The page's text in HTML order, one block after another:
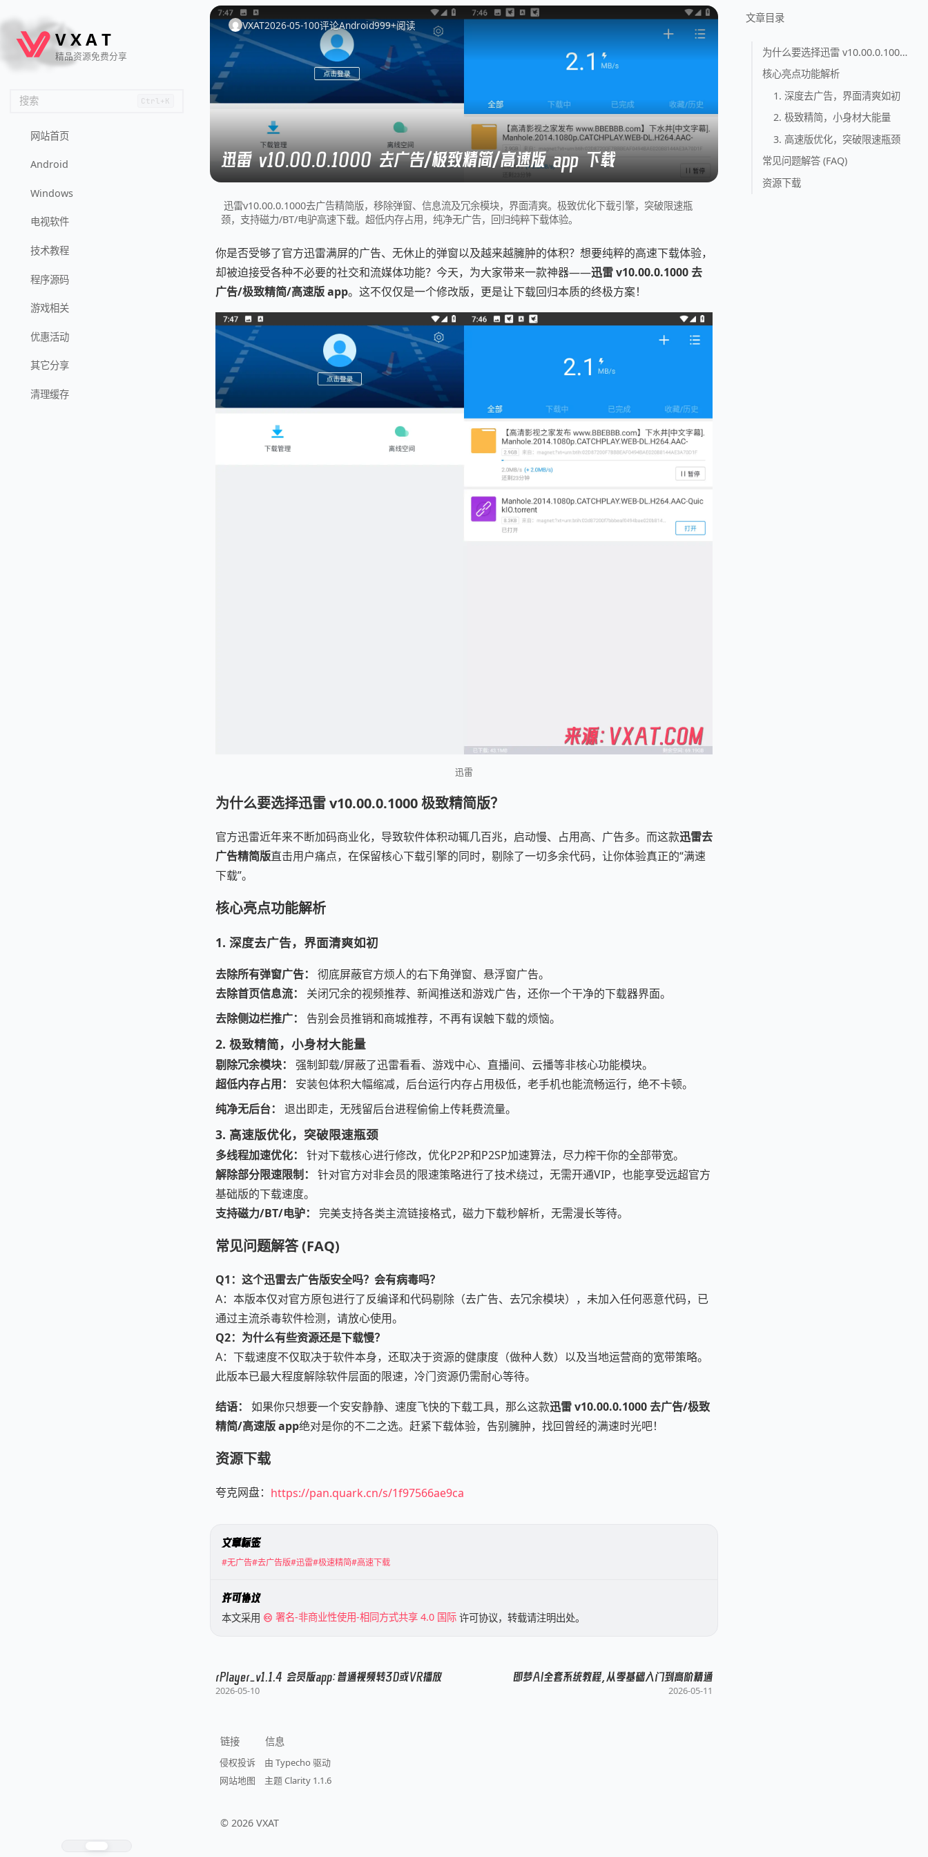
🙌
🐟
🏖️
VXA T
精品资源免费分享
搜索 Ctrl+K
网站首页
Android
Windows
电视软件
技术教程
程序源码
游戏相关
优惠活动
其它分享
清理缓存
VXAT2026-05-100评论Android999+阅读
迅雷 v10.00.0.1000 去广告/极致精简/高速版 app 下载
迅雷v10.00.0.1000去广告精简版，移除弹窗、信息流及冗余模块，界面清爽。极致优化下载引擎，突破限速瓶
颈，支持磁力/BT/电驴高速下载。超低内存占用，纯净无广告，回归纯粹下载体验。
你是否受够了官方迅雷满屏的广告、无休止的弹窗以及越来越臃肿的体积？想要纯粹的高速下载体验，
却被迫接受各种不必要的社交和流媒体功能？今天，为大家带来一款神器——迅雷 v10.00.0.1000 去
广告/极致精简/高速版 app。这不仅仅是一个修改版，更是让下载回归本质的终极方案！
迅雷
为什么要选择迅雷 v10.00.0.1000 极致精简版？
官方迅雷近年来不断加码商业化，导致软件体积动辄几百兆，启动慢、占用高、广告多。而这款迅雷去
广告精简版直击用户痛点，在保留核心下载引擎的同时，剔除了一切多余代码，让你体验真正的“满速
下载”。
核心亮点功能解析
1. 深度去广告，界面清爽如初
去除所有弹窗广告：
彻底屏蔽官方烦人的右下角弹窗、悬浮窗广告。
去除首页信息流：
关闭冗余的视频推荐、新闻推送和游戏广告，还你一个干净的下载器界面。
去除侧边栏推广：
告别会员推销和商城推荐，不再有误触下载的烦恼。
2. 极致精简，小身材大能量
剔除冗余模块：
强制卸载/屏蔽了迅雷看看、游戏中心、直播间、云播等非核心功能模块。
超低内存占用：
安装包体积大幅缩减，后台运行内存占用极低，老手机也能流畅运行，绝不卡顿。
纯净无后台：
退出即走，无残留后台进程偷偷上传耗费流量。
3. 高速版优化，突破限速瓶颈
多线程加速优化：
针对下载核心进行修改，优化P2P和P2SP加速算法，尽力榨干你的全部带宽。
解除部分限速限制：
针对官方对非会员的限速策略进行了技术绕过，无需开通VIP，也能享受远超官方
基础版的下载速度。
支持磁力/BT/电驴：
完美支持各类主流链接格式，磁力下载秒解析，无需漫长等待。
常见问题解答 (FAQ)
Q1：这个迅雷去广告版安全吗？会有病毒吗？
A：本版本仅对官方原包进行了反编译和代码剔除（去广告、去冗余模块），未加入任何恶意代码，已
通过主流杀毒软件检测，请放心使用。
Q2：为什么有些资源还是下载慢？
A：下载速度不仅取决于软件本身，还取决于资源的健康度（做种人数）以及当地运营商的宽带策略。
此版本已最大程度解除软件层面的限速，冷门资源仍需耐心等待。
结语：
如果你只想要一个安安静静、速度飞快的下载工具，那么这款迅雷 v10.00.0.1000 去广告/极致
精简/高速版 app绝对是你的不二之选。赶紧下载体验，告别臃肿，找回曾经的满速时光吧！
资源下载
夸克网盘： https://pan.quark.cn/s/1f97566ae9ca
文章标签
#无广告#去广告版#迅雷#极速精简#高速下载
许可协议
本文采用 署名-非商业性使用-相同方式共享 4.0 国际 许可协议，转载请注明出处。
rPlayer_v1.1.4 会员版app：普通视频转3D或VR播放
2026-05-10
即梦AI全套系统教程，从零基础入门到高阶精通
2026-05-11
链接
侵权投诉
网站地图
信息
由 Typecho 驱动
主题 Clarity 1.1.6
©2026 VXAT
文章目录
为什么要选择迅雷 v10.00.0.1000 极致精简版？
核心亮点功能解析
1. 深度去广告，界面清爽如初
2. 极致精简，小身材大能量
3. 高速版优化，突破限速瓶颈
常见问题解答 (FAQ)
资源下载